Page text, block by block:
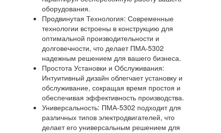
оборудования.
Продвинутая Технология: Современные
технологии встроены в конструкцию для
оптимальной производительности и
долговечности, что делает ПМА-5302
надежным решением для вашего бизнеса.
Простота Установки и Обслуживания:
Интуитивный дизайн облегчает установку и
обслуживание, сокращая время простоя и
обеспечивая эффективность производства.
Универсальность: ПМА-5302 подходит для
различных типов электродвигателей, что
делает его универсальным решением для